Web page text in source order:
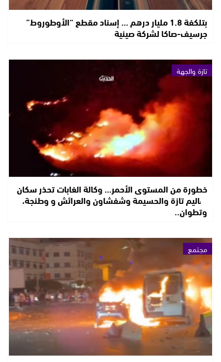
بتلكفة 1.8 مليار درهم … إسناد مقطع “الأوطوروط”
جرسيف-صاكا لشركة صينية
تازة والجهة
خطورة من المستوى الأحمر… وكالة الغابات تحذر سكان
أقاليم تازة والحسيمة وشفشاون والعرائش و وطنجة،
وتطوان..
مجتمع